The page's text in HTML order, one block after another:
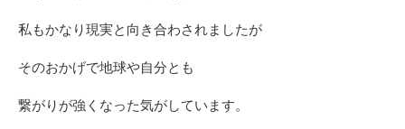
私もかなり現実と向き合わされましたが
そのおかげで地球や自分とも
繋がりが強くなった気がしています。